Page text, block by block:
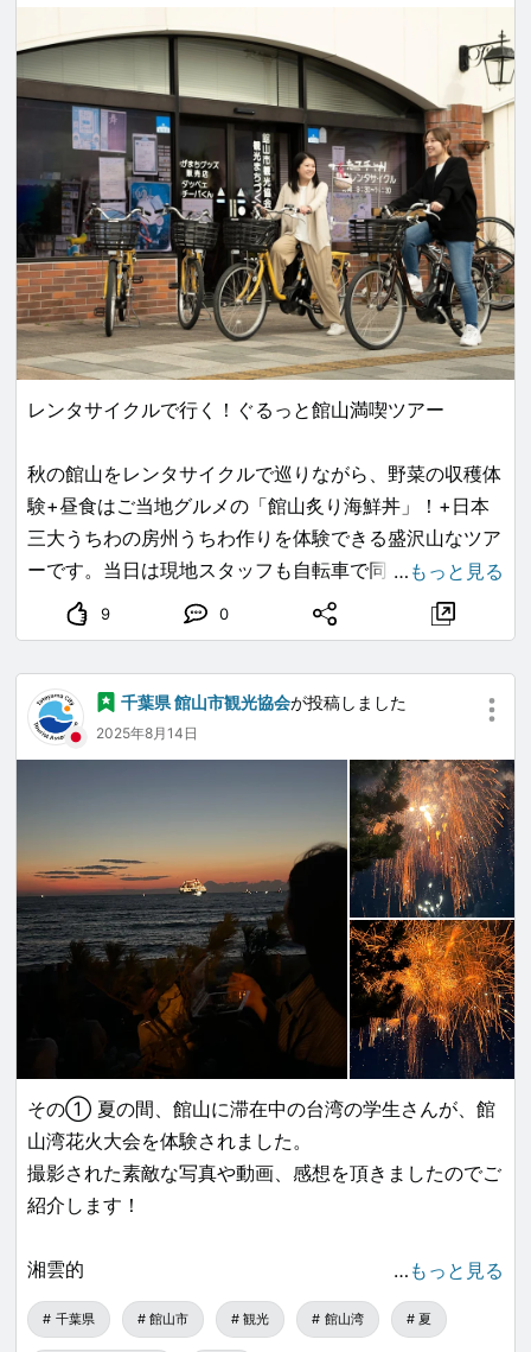
事業主体 たてやま海辺のまちづくり研究会
お問い合せ：090－3206－7814
船舶協力 ㈱トライアングル
飲食提供 casa fresca（カーサ・フレスカ）
後援 （一社）館山市観光協会
協力 館山市、館山市客船等歓迎委員会、館山漁業協同
組合
館山商工会議所青年部、千葉県中小企業家同友会安房支
部
館山青年会議所、房日新聞社、コアコミュニケーション
先着順定員になり次第、締めきりとなります。ご了承く
ださい。
■旅行企画・実施
有限会社 房州日日新聞社 房日観光
旅行業務取扱管理者 羽田直人
お問い合わせ ☎0470-25-5505
bonichi.com...
レンタサイクルで行く！ぐるっと館山満喫ツアー
秋の館山をレンタサイクルで巡りながら、野菜の収穫体
験+昼食はご当地グルメの「館山炙り海鮮丼」！+日本
三大うちわの房州うちわ作りを体験できる盛沢山なツア
ーです。当日は現地スタッフも自転車で同行するので、
道に迷う心配もありません。みなさんのご参加をお待ち
しております。
開催日：11/14（金）・11/23（日）・11/28（金）
時間：10：00～14：30（集合は15分前）
ご予約はこちらから↓
www.jalan.net...
… もっと見る
9 0
千葉県 館山市観光協会が投稿しました
2025年8月14日
その① 夏の間、館山に滞在中の台湾の学生さんが、館
山湾花火大会を体験されました。
撮影された素敵な写真や動画、感想を頂きましたのでご
紹介します！
湘雲的
館山の花火大会はとても興奮させられました。日本の花
… もっと見る
千葉県 館山市 観光 館山湾 夏